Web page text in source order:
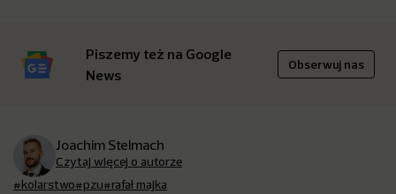
Piszemy też na Google
News
Obserwuj nas
Joachim Stelmach
Czytaj więcej o autorze
#kolarstwo#pzu#rafał majka